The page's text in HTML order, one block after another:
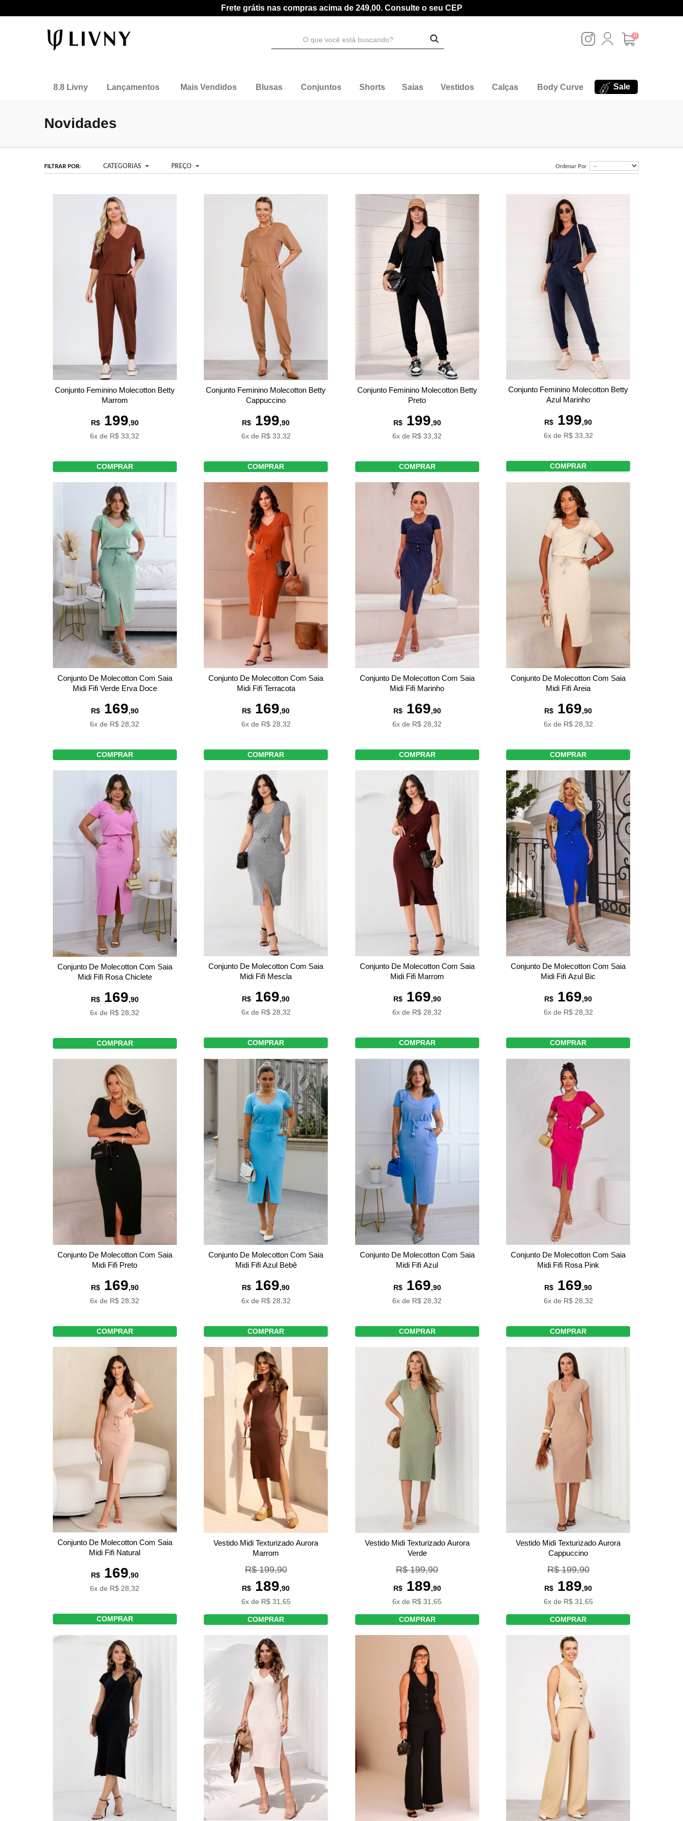
Frete grátis nas compras acima de 249,00. Consulte o seu CEP
0
8.8 Livny Lançamentos Mais Vendidos Blusas Conjuntos Shorts Saias Vestidos Calças Body Curve Sale
Novidades
FILTRAR POR: CATEGORIAS PREÇO Ordenar Por
Conjunto Feminino Molecotton Betty
Marrom
R$199,90
6x de R$ 33,32
COMPRAR
Conjunto Feminino Molecotton Betty
Cappuccino
R$ 199,90
6x de R$ 33,32
COMPRAR
Conjunto Feminino Molecotton Betty
Preto
R$199,90
6x de R$ 33,32
COMPRAR
Conjunto Feminino Molecotton Betty
Azul Marinho
R$ 199,90
6x de R$ 33,32
COMPRAR
Conjunto De Molecotton Com Saia
Midi Fifi Verde Erva Doce
R$169,90
6x de R$ 28,32
COMPRAR
Conjunto De Molecotton Com Saia
Midi Fifi Terracota
R$ 169,90
6x de R$ 28,32
COMPRAR
Conjunto De Molecotton Com Saia
Midi Fifi Marinho
R$169,90
6x de R$ 28,32
COMPRAR
Conjunto De Molecotton Com Saia
Midi Fifi Areia
R$ 169,90
6x de R$ 28,32
COMPRAR
Conjunto De Molecotton Com Saia
Midi Fifi Rosa Chiclete
R$169,90
6x de R$ 28,32
COMPRAR
Conjunto De Molecotton Com Saia
Midi Fifi Mescla
R$ 169,90
6x de R$ 28,32
COMPRAR
Conjunto De Molecotton Com Saia
Midi Fifi Marrom
R$169,90
6x de R$ 28,32
COMPRAR
Conjunto De Molecotton Com Saia
Midi Fifi Azul Bic
R$ 169,90
6x de R$ 28,32
COMPRAR
Conjunto De Molecotton Com Saia
Midi Fifi Preto
R$169,90
6x de R$ 28,32
COMPRAR
Conjunto De Molecotton Com Saia
Midi Fifi Azul Bebê
R$ 169,90
6x de R$ 28,32
COMPRAR
Conjunto De Molecotton Com Saia
Midi Fifi Azul
R$169,90
6x de R$ 28,32
COMPRAR
Conjunto De Molecotton Com Saia
Midi Fifi Rosa Pink
R$ 169,90
6x de R$ 28,32
COMPRAR
Conjunto De Molecotton Com Saia
Midi Fifi Natural
R$169,90
6x de R$ 28,32
COMPRAR
Vestido Midi Texturizado Aurora
Marrom
R$ 199,90
R$ 189,90
6x de R$ 31,65
COMPRAR
Vestido Midi Texturizado Aurora
Verde
R$ 199,90
R$189,90
6x de R$ 31,65
COMPRAR
Vestido Midi Texturizado Aurora
Cappuccino
R$ 199,90
R$ 189,90
6x de R$ 31,65
COMPRAR